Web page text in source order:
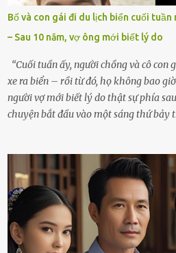
sắp xếp lại bàn thờ vợ. Mọi thứ vẫn
đó kỳ lạ mà tôi không thể giải thích
cúi xuống lau chùi bát hương, một
tôi giật mình. Và rồi, một chuyện kinh...
Bố và con gái đi du lịch biển cuối
– Sau 10 năm, vợ ông mới biết lý do
“Cuối tuần ấy, người chồng và cô con
xe ra biển – rồi từ đó, họ không bao
người vợ mới biết lý do thật sự phía
chuyện bắt đầu vào một sáng thứ bảy
không kém. Ông Minh, vốn là một
hôm ấy lại đặc biệt vui vẻ. Ông chuẩn
cùng cô con gái 8 tuổi tên Thảo. “Em
con đi biển hai ngày, để nó được ngắm
sẽ kể cho em nghe cả tuần không hết
hiền, vuốt tóc vợ. Bà Hạnh nhìn